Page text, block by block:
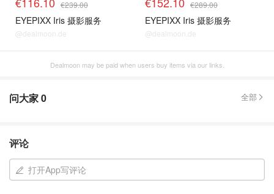
€239.00
EYEPIXX Iris 摄影服务
@dealmoon.de
€289.00
EYEPIXX Iris 摄影服务
@dealmoon.de
Dealmoon may be paid when users buy items via our links.
问大家0 全部
评论
打开App写评论